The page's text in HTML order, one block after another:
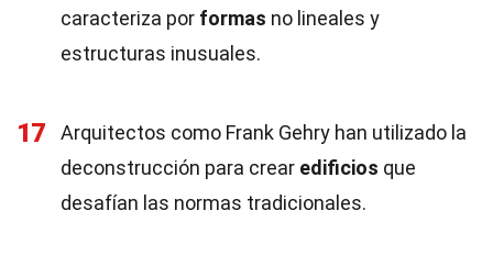
caracteriza por formas no lineales y
estructuras inusuales.
17
Arquitectos como Frank Gehry han utilizado la
deconstrucción para crear edificios que
desafían las normas tradicionales.